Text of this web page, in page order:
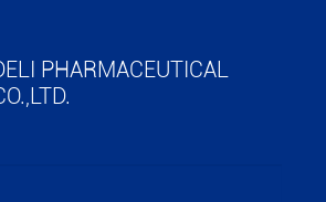
PHARMACEUTICAL